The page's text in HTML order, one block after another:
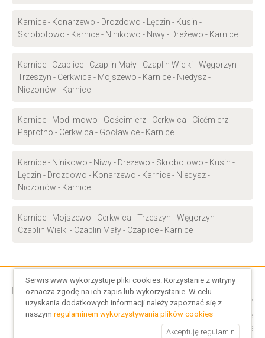
Karnice - Konarzewo - Drozdowo - Lędzin - Kusin -
Skrobotowo - Karnice - Ninikowo - Niwy - Dreżewo - Karnice
Karnice - Czaplice - Czaplin Mały - Czaplin Wielki - Węgorzyn -
Trzeszyn - Cerkwica - Mojszewo - Karnice - Niedysz -
Niczonów - Karnice
Karnice - Modlimowo - Gościmierz - Cerkwica - Ciećmierz -
Paprotno - Cerkwica - Gocławice - Karnice
Karnice - Ninikowo - Niwy - Dreżewo - Skrobotowo - Kusin -
Lędzin - Drozdowo - Konarzewo - Karnice - Niedysz -
Niczonów - Karnice
Karnice - Mojszewo - Cerkwica - Trzeszyn - Węgorzyn -
Czaplin Wielki - Czaplin Mały - Czaplice - Karnice
Regulamin serwisu/ Regulamin cookies
Indeks rozkładów jazdy/Indeks Polskich Przewoźników
/
Rozkłady PKP/Busy Międzynarodowe
Przejazdy adres-adres po Polsce
Serwis www wykorzystuje pliki cookies. Korzystanie z witryny
oznacza zgodę na ich zapis lub wykorzystanie. W celu
uzyskania dodatkowych informacji należy zapoznać się z
naszymregulaminem wykorzystywania plików cookies
Akceptuję regulamin